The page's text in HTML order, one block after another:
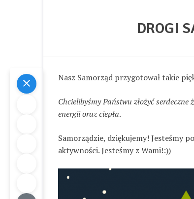
DROGI
Nasz Samorząd przygotował takie
Chcielibyśmy Państwu złożyć
energii oraz ciepła.
Samorządzie, dziękujemy! Jesteśmy
aktywności. Jesteśmy z Wami!:))